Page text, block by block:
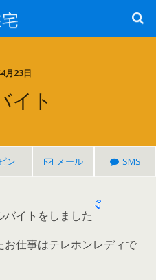
月23日
イト
ピン メール SMS
イトをしました
仕事はテレホンレディで